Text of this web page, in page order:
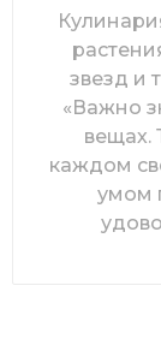
звезд и
«Важно
вещах.
каждом
умом